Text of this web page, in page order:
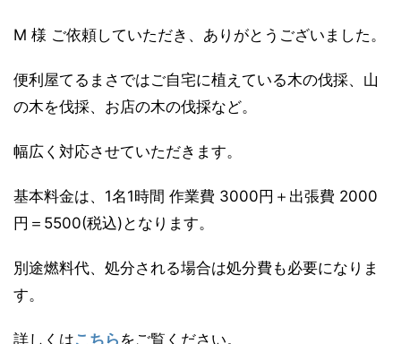
M 様 ご依頼していただき、ありがとうございました。
便利屋てるまさではご自宅に植えている木の伐採、山
の木を伐採、お店の木の伐採など。
幅広く対応させていただきます。
基本料金は、1名1時間 作業費 3000円＋出張費 2000
円＝5500(税込)となります。
別途燃料代、処分される場合は処分費も必要になりま
す。
詳しくはこちら をご覧ください。